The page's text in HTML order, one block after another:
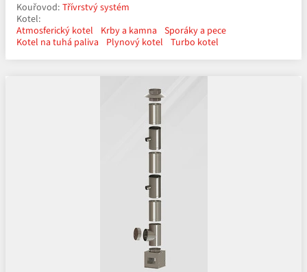
Kouřovod: Třívrstvý systém
Kotel:
Atmosferický kotel
Krby a kamna Sporáky a pece
Kotel na tuhá paliva
Plynový kotel Turbo kotel